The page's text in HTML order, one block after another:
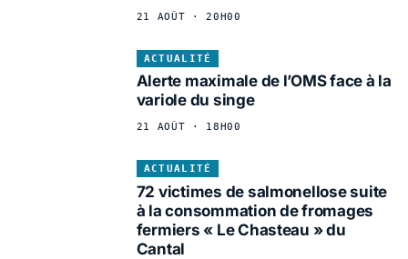
21 AOÛT · 20H00
ACTUALITÉ
Alerte maximale de l’OMS face à la
variole du singe
21 AOÛT · 18H00
ACTUALITÉ
72 victimes de salmonellose suite
à la consommation de fromages
fermiers « Le Chasteau » du
Cantal